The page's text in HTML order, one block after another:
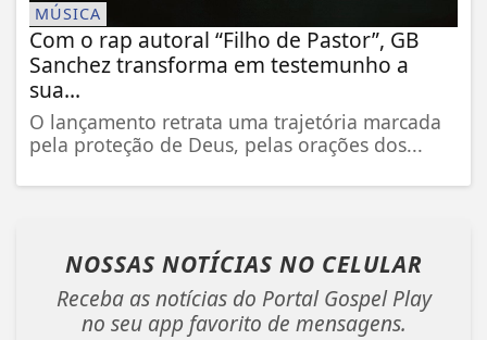
MÚSICA
Com o rap autoral “Filho de Pastor”, GB
Sanchez transforma em testemunho a
sua...
O lançamento retrata uma trajetória marcada
pela proteção de Deus, pelas orações dos...
NOSSAS NOTÍCIAS NO CELULAR
Receba as notícias do Portal Gospel Play
no seu app favorito de mensagens.